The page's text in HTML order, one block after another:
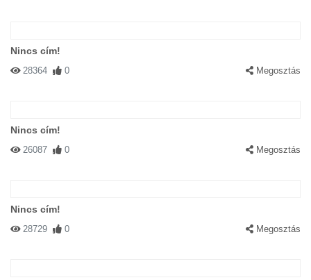
Nincs cím!
28364 0 Megosztás
Nincs cím!
26087 0 Megosztás
Nincs cím!
28729 0 Megosztás